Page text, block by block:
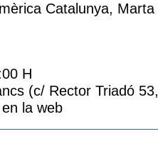
Catalunya,
H
(c/ Rector Triadó
la web